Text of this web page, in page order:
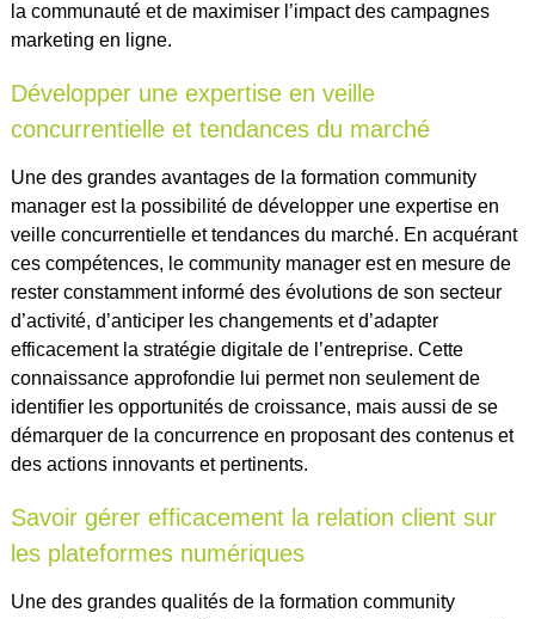
la communauté et de maximiser l’impact des campagnes
marketing en ligne.
Développer une expertise en veille
concurrentielle et tendances du marché
Une des grandes avantages de la formation community
manager est la possibilité de développer une expertise en
veille concurrentielle et tendances du marché. En acquérant
ces compétences, le community manager est en mesure de
rester constamment informé des évolutions de son secteur
d’activité, d’anticiper les changements et d’adapter
efficacement la stratégie digitale de l’entreprise. Cette
connaissance approfondie lui permet non seulement de
identifier les opportunités de croissance, mais aussi de se
démarquer de la concurrence en proposant des contenus et
des actions innovants et pertinents.
Savoir gérer efficacement la relation client sur
les plateformes numériques
Une des grandes qualités de la formation community